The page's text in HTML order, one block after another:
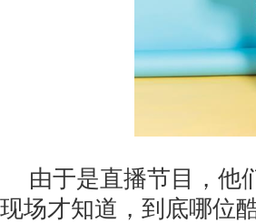
由于是直播节目，他
现场才知道，到底哪位